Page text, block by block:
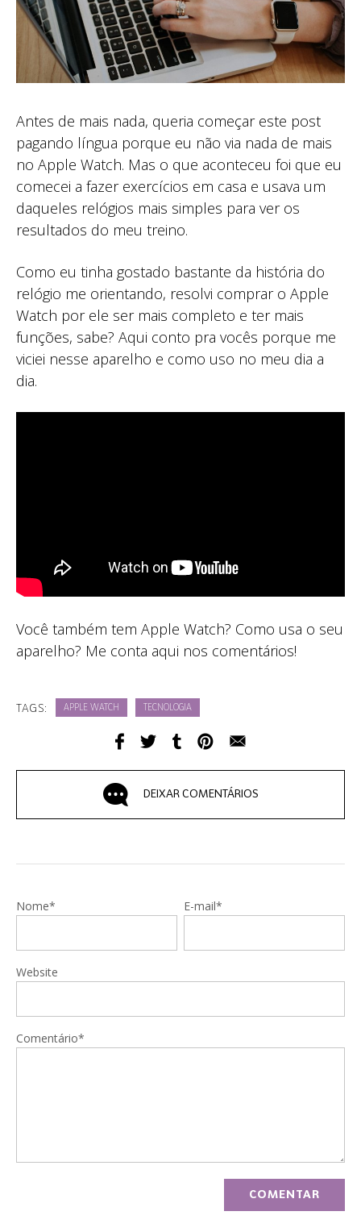
Antes de mais nada, queria começar este post
pagando língua porque eu não via nada de mais
no Apple Watch. Mas o que aconteceu foi que eu
comecei a fazer exercícios em casa e usava um
daqueles relógios mais simples para ver os
resultados do meu treino.
Como eu tinha gostado bastante da história do
relógio me orientando, resolvi comprar o Apple
Watch por ele ser mais completo e ter mais
funções, sabe? Aqui conto pra vocês porque me
viciei nesse aparelho e como uso no meu dia a
dia.
Você também tem Apple Watch? Como usa o seu
aparelho? Me conta aqui nos comentários!
TAGS: APPLE WATCH TECNOLOGIA
DEIXAR COMENTÁRIOS
Nome* E-mail*
Website
Comentário*